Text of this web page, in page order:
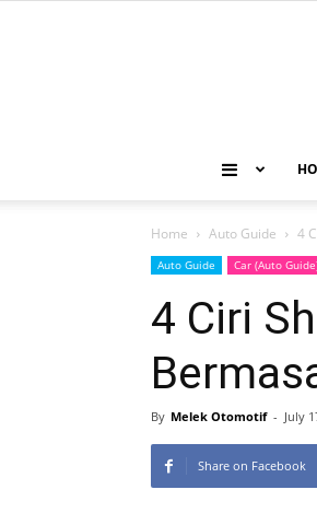
Home Auto Guide 4
Auto Guide Car (Auto
4 Ciri
By Melek Otomotif - July
Share on Facebook